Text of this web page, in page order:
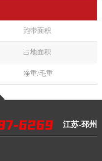
跑带面积
占地面积
净重/毛重
江苏-邳州